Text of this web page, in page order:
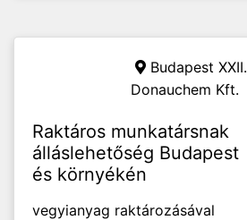
Budapest
Donauchem Kft.
Raktáros munkatársnak
álláslehetőség Budapest
és környékén
vegyianyag raktározásával